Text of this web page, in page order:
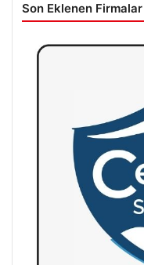
Son Eklenen Firmalar